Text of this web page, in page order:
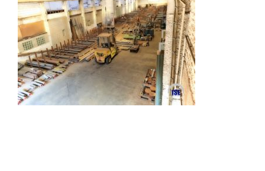
Autres produits
Boulonnerie spéciale